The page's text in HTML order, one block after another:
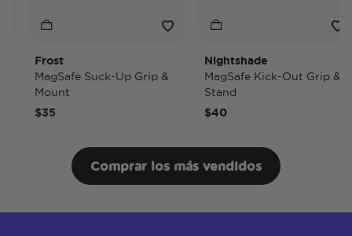
Frost
MagSafe Suck-Up Grip &
Mount
Nightshade
MagSafe Kick-Out Grip &
Stand
Comprar los más vendidos